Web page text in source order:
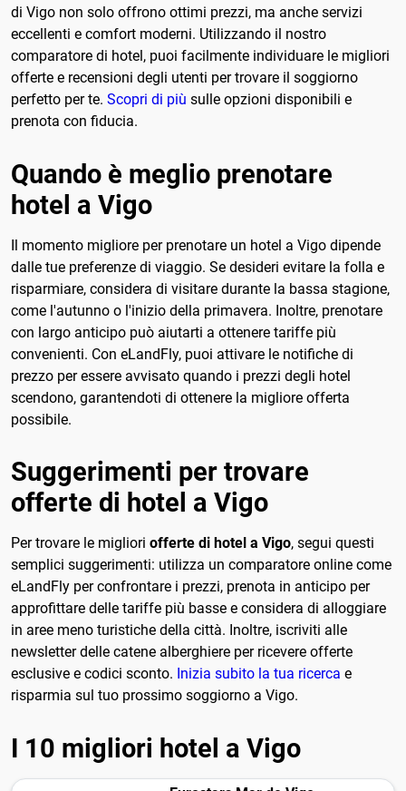
di Vigo non solo offrono ottimi prezzi, ma anche servizi
eccellenti e comfort moderni. Utilizzando il nostro
comparatore di hotel, puoi facilmente individuare le migliori
offerte e recensioni degli utenti per trovare il soggiorno
perfetto per te. Scopri di più sulle opzioni disponibili e
prenota con fiducia.
Quando è meglio prenotare
hotel a Vigo
Il momento migliore per prenotare un hotel a Vigo dipende
dalle tue preferenze di viaggio. Se desideri evitare la folla e
risparmiare, considera di visitare durante la bassa stagione,
come l'autunno o l'inizio della primavera. Inoltre, prenotare
con largo anticipo può aiutarti a ottenere tariffe più
convenienti. Con eLandFly, puoi attivare le notifiche di
prezzo per essere avvisato quando i prezzi degli hotel
scendono, garantendoti di ottenere la migliore offerta
possibile.
Suggerimenti per trovare
offerte di hotel a Vigo
Per trovare le migliori offerte di hotel a Vigo, segui questi
semplici suggerimenti: utilizza un comparatore online come
eLandFly per confrontare i prezzi, prenota in anticipo per
approfittare delle tariffe più basse e considera di alloggiare
in aree meno turistiche della città. Inoltre, iscriviti alle
newsletter delle catene alberghiere per ricevere offerte
esclusive e codici sconto. Inizia subito la tua ricerca e
risparmia sul tuo prossimo soggiorno a Vigo.
I 10 migliori hotel a Vigo